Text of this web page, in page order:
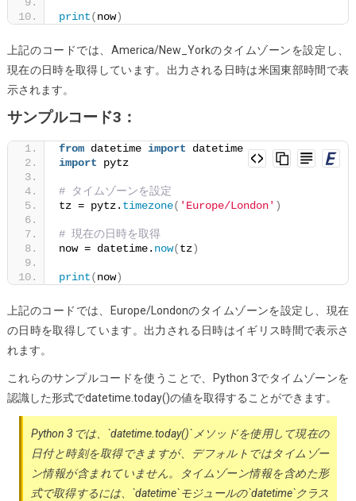
れ
い
か？
print(now)
上記のコードでは、America/New_Yorkのタイムゾーンを設定し、
現在の日時を取得しています。出力される日時は米国東部時間で表
示されます。
サンプルコード3：
from datetime import datetime
import pytz
# タイムゾーンを設定
tz = pytz. timezone( 'Europe/London' )
# 現在の日時を取得
now = datetime. now(tz)
print(now)
上記のコードでは、Europe/Londonのタイムゾーンを設定し、現在
の日時を取得しています。出力される日時はイギリス時間で表示さ
れます。
これらのサンプルコードを使うことで、Python 3でタイムゾーンを
認識した形式でdatetime.today()の値を取得することができます。
Python 3では、`datetime.today()`メソッドを使用して現在の
日付と時刻を取得できますが、デフォルトではタイムゾー
ン情報が含まれていません。タイムゾーン情報を含めた形
式で取得するには、`datetime`モジュールの`datetime`クラス